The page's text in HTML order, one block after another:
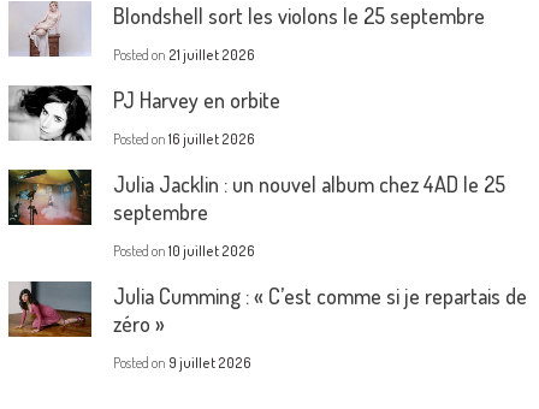
Blondshell sort les violons le 25 septembre
Posted on 21 juillet 2026
PJ Harvey en orbite
Posted on 16 juillet 2026
Julia Jacklin : un nouvel album chez 4AD le 25
septembre
Posted on 10 juillet 2026
Julia Cumming : « C’est comme si je repartais de
zéro »
Posted on 9 juillet 2026